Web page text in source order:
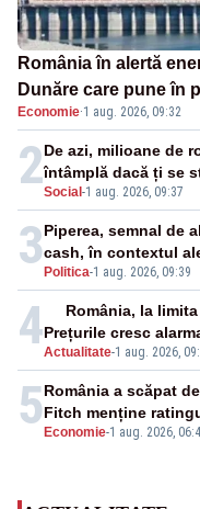
România în alertă
Dunăre care pune în
cunoscută de pe
Economie·1 aug. 2026, 09:32
2Social -1 aug. 2026, 09:37
De azi, milioane de
întâmplă dacă ți se
3 Politica-1 aug. 2026, 09:39
Piperea, semnal de
cash, în contextul
4Actualitate-1 aug. 2026,
România, la
Prețurile cresc
5 Economie-1 aug. 2026,
România a scăpat
Fitch menține